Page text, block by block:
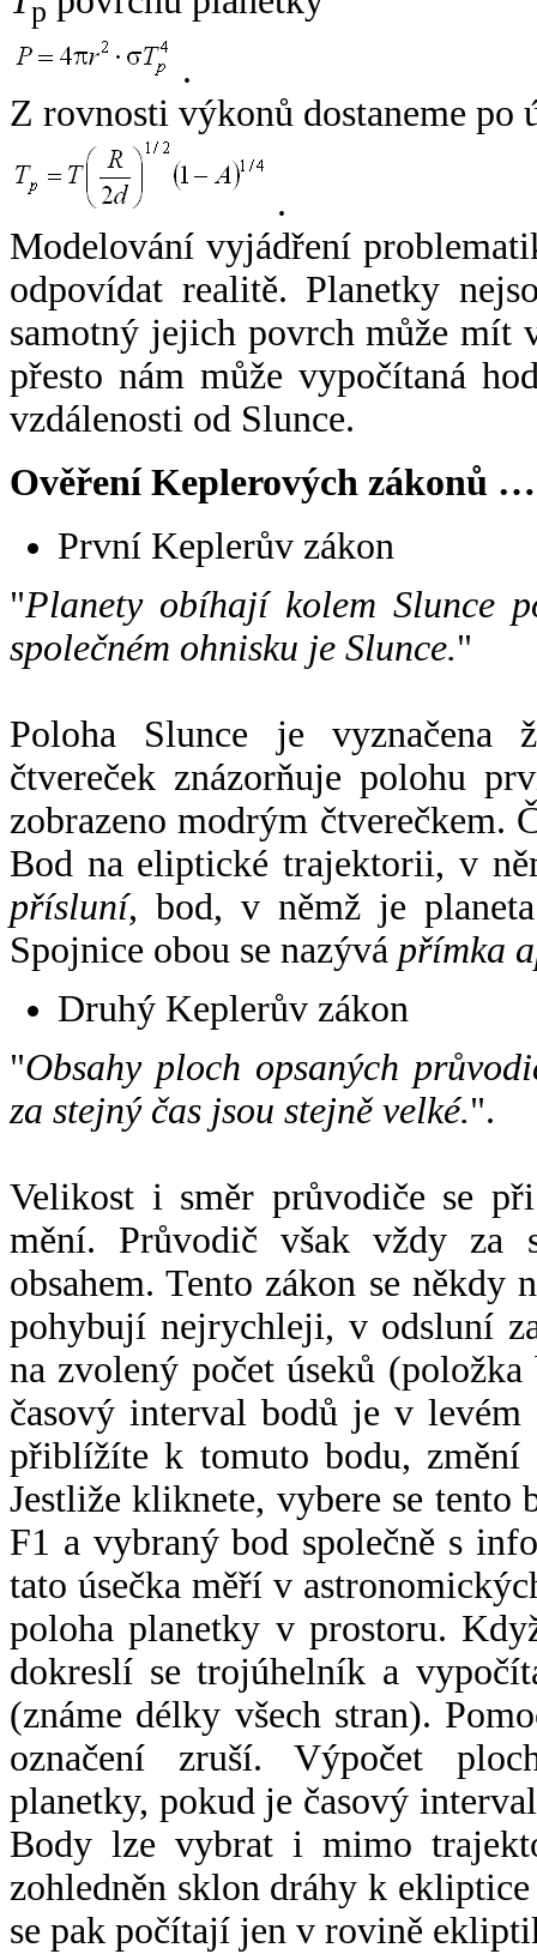
p
.
Z rovnosti výkonů dostaneme po
.
Modelování vyjádření
odpovídat realitě. Planetky
samotný jejich povrch může mít
přesto nám může vypočítaná
vzdálenosti od Slunce.
Ověření Keplerových zákonů …
První Keplerův zákon
"Planety obíhají kolem Slunce
společném ohnisku je Slunce."
Poloha Slunce je vyznačena
čtvereček znázorňuje polohu
zobrazeno modrým čtverečkem.
Bod na eliptické trajektorii, v
přísluní, bod, v němž je
Spojnice obou se nazývá přímka
Druhý Keplerův zákon
"Obsahy ploch opsaných
za stejný čas jsou stejně velké.".
Velikost i směr průvodiče se
mění. Průvodič však vždy za
obsahem. Tento zákon se někdy
pohybují nejrychleji, v odsluní
na zvolený počet úseků
časový interval bodů je v
přiblížíte k tomuto bodu,
Jestliže kliknete, vybere se tento
F1 a vybraný bod společně s
tato úsečka měří v
poloha planetky v prostoru.
dokreslí se trojúhelník a
(známe délky všech stran).
označení zruší. Výpočet
planetky, pokud je časový
Body lze vybrat i mimo
zohledněn sklon dráhy k
se pak počítají jen v rovině